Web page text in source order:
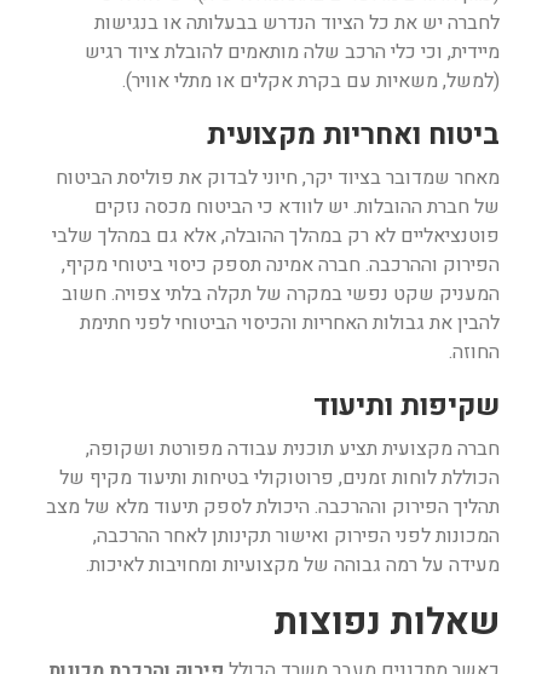
לחברה יש את כל הציוד הנדרש בבעלותה או בנגישות
מיידית, וכי כלי הרכב שלה מותאמים להובלת ציוד רגיש
(למשל, משאיות עם בקרת אקלים או מתלי אוויר).
ביטוח ואחריות מקצועית
מאחר שמדובר בציוד יקר, חיוני לבדוק את פוליסת הביטוח
של חברת ההובלות. יש לוודא כי הביטוח מכסה נזקים
פוטנציאליים לא רק במהלך ההובלה, אלא גם במהלך שלבי
הפירוק וההרכבה. חברה אמינה תספק כיסוי ביטוחי מקיף,
המעניק שקט נפשי במקרה של תקלה בלתי צפויה. חשוב
להבין את גבולות האחריות והכיסוי הביטוחי לפני חתימת
החוזה.
שקיפות ותיעוד
חברה מקצועית תציע תוכנית עבודה מפורטת ושקופה,
הכוללת לוחות זמנים, פרוטוקולי בטיחות ותיעוד מקיף של
תהליך הפירוק וההרכבה. היכולת לספק תיעוד מלא של מצב
המכונות לפני הפירוק ואישור תקינותן לאחר ההרכבה,
מעידה על רמה גבוהה של מקצועיות ומחויבות לאיכות.
שאלות נפוצות